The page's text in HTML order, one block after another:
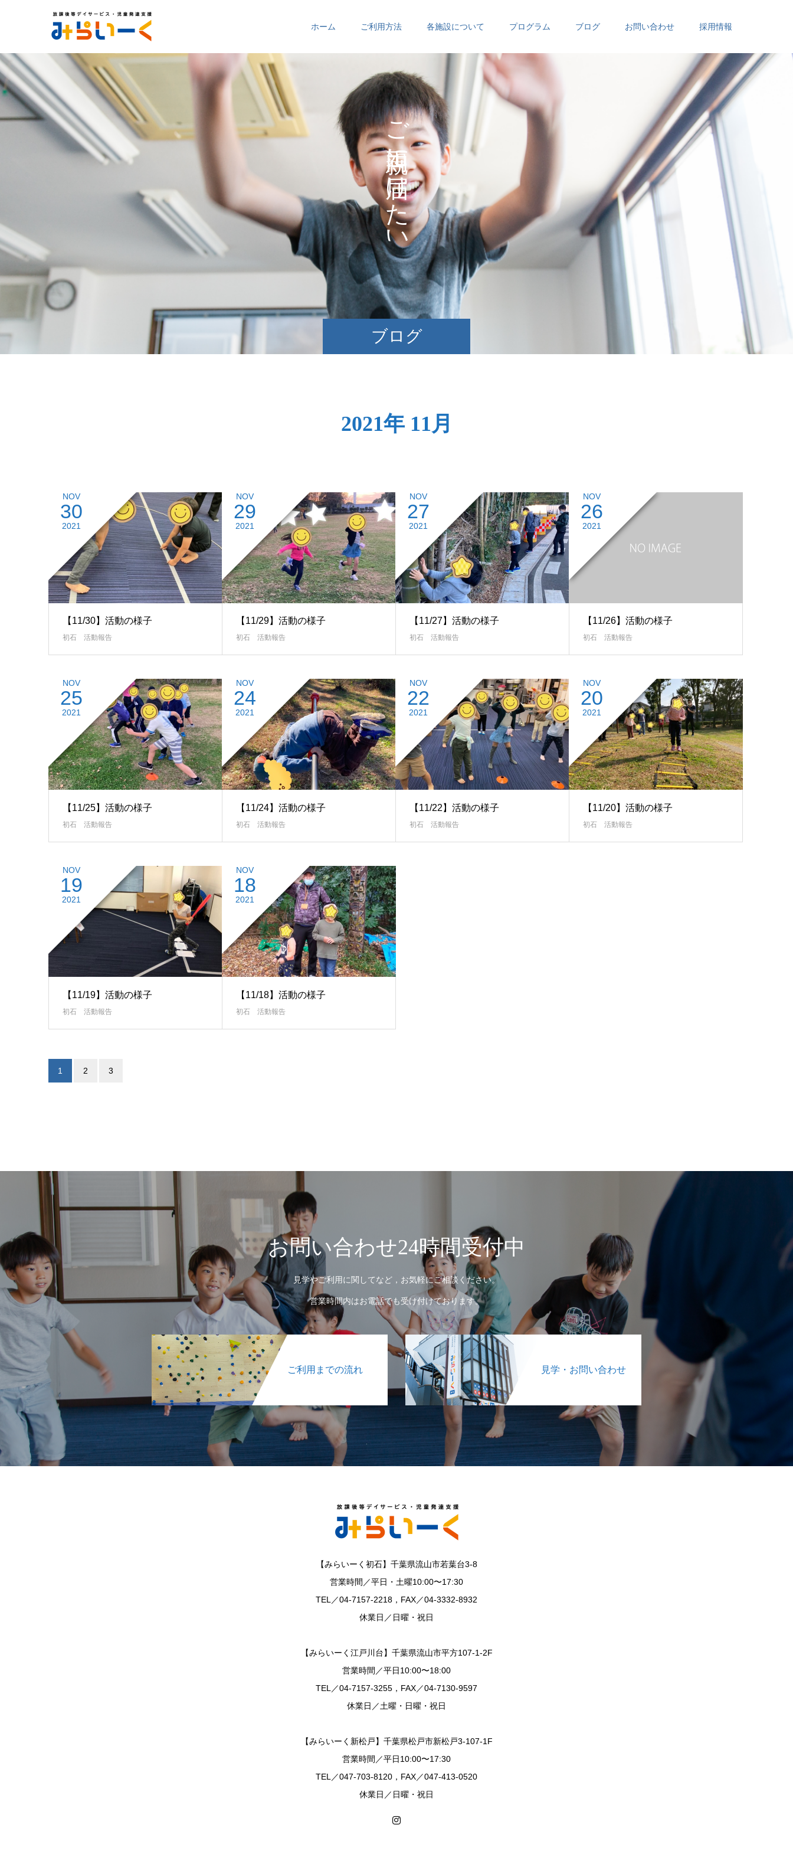
ホーム ご利用方法 各施設について プログラム ブログ お問い合わせ 採用情報
ブログ
ご
に
け
た
い
お
の
の
2021年 11月
NOV
30
2021
【11/30】活動の様子
初石 活動報告
NOV
29
2021
【11/29】活動の様子
初石 活動報告
NOV
27
2021
【11/27】活動の様子
初石 活動報告
NOV
26
2021
【11/26】活動の様子
初石 活動報告
NOV
25
2021
【11/25】活動の様子
初石 活動報告
NOV
24
2021
【11/24】活動の様子
初石 活動報告
NOV
22
2021
【11/22】活動の様子
初石 活動報告
NOV
20
2021
【11/20】活動の様子
初石 活動報告
NOV
19
2021
【11/19】活動の様子
初石 活動報告
NOV
18
2021
【11/18】活動の様子
初石 活動報告
1 2 3
お問い合わせ24時間受付中
見学やご利用に関してなど，お気軽にご相談ください。
営業時間内はお電話でも受け付けております。
ご利用までの流れ 見学・お問い合わせ
【みらいーく初石】千葉県流山市若葉台3-8
営業時間／平日・土曜10:00〜17:30
TEL／04-7157-2218，FAX／04-3332-8932
休業日／日曜・祝日
【みらいーく江戸川台】千葉県流山市平方107-1-2F
営業時間／平日10:00〜18:00
TEL／04-7157-3255，FAX／04-7130-9597
休業日／土曜・日曜・祝日
【みらいーく新松戸】千葉県松戸市新松戸3-107-1F
営業時間／平日10:00〜17:30
TEL／047-703-8120，FAX／047-413-0520
休業日／日曜・祝日